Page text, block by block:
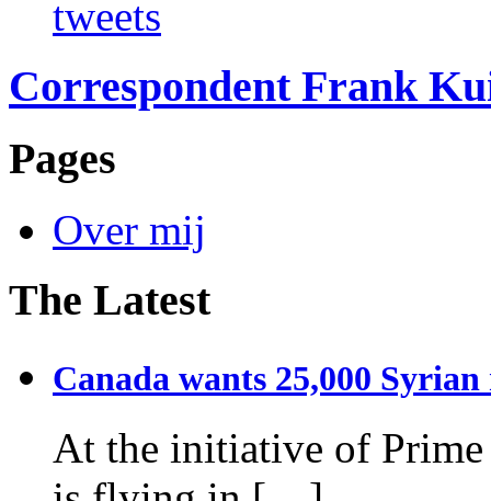
tweets
Correspondent Frank
Pages
Over mij
The Latest
Canada wants 25,000 Syrian
At the initiative of Prime